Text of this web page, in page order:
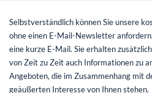
Selbstverständlich können Sie unsere
ohne einen E-Mail-Newsletter
eine kurze E-Mail. Sie erhalten
von Zeit zu Zeit auch Informationen zu
Angeboten, die im Zusammenhang mit
geäußerten Interesse von Ihnen stehen.